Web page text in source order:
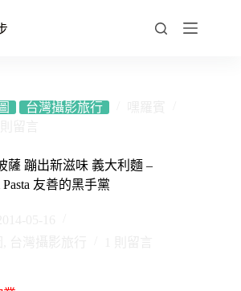
台灣攝影旅行
薩 蹦出新滋味 義大利麵 –
友善的黑手黨